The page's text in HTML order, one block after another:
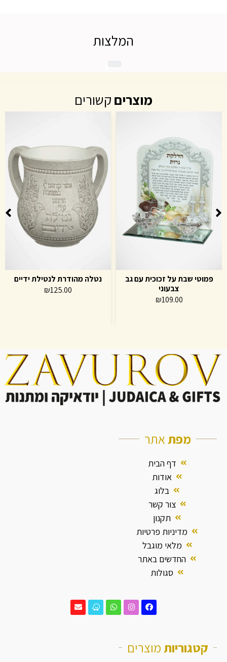
המלצות
מוצריםקשורים
פמוטי שבת על זכוכית עם גב
צבעוני
₪109.00
נטלה מהודרת לנטילת ידיים
₪125.00
מפתאתר
דף הבית
אודות
בלוג
צור קשר
תקנון
מדיניות פרטיות
מלאי מוגבל
החדשים באתר
סגולות
קטגוריותמוצרים